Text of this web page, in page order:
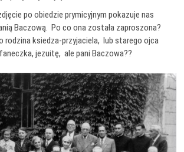
po obiedzie prymicyjnym pokazuje nas
Baczową. Po co ona została zaproszona?
rodzina ksiedza-przyjaciela, lub starego ojca
jezuitę, ale pani Baczowa??